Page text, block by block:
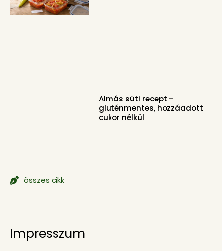
Almás süti recept –
gluténmentes, hozzáadott
cukor nélkül
összes cikk
Impresszum